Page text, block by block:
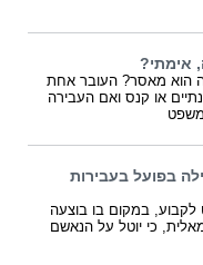
אימתי?
הוא מאסר? העובר אחת
או קנס ואם העבירה
בפועל בעבירות
במקום בו בוצעה
כי יוטל על הנאשם